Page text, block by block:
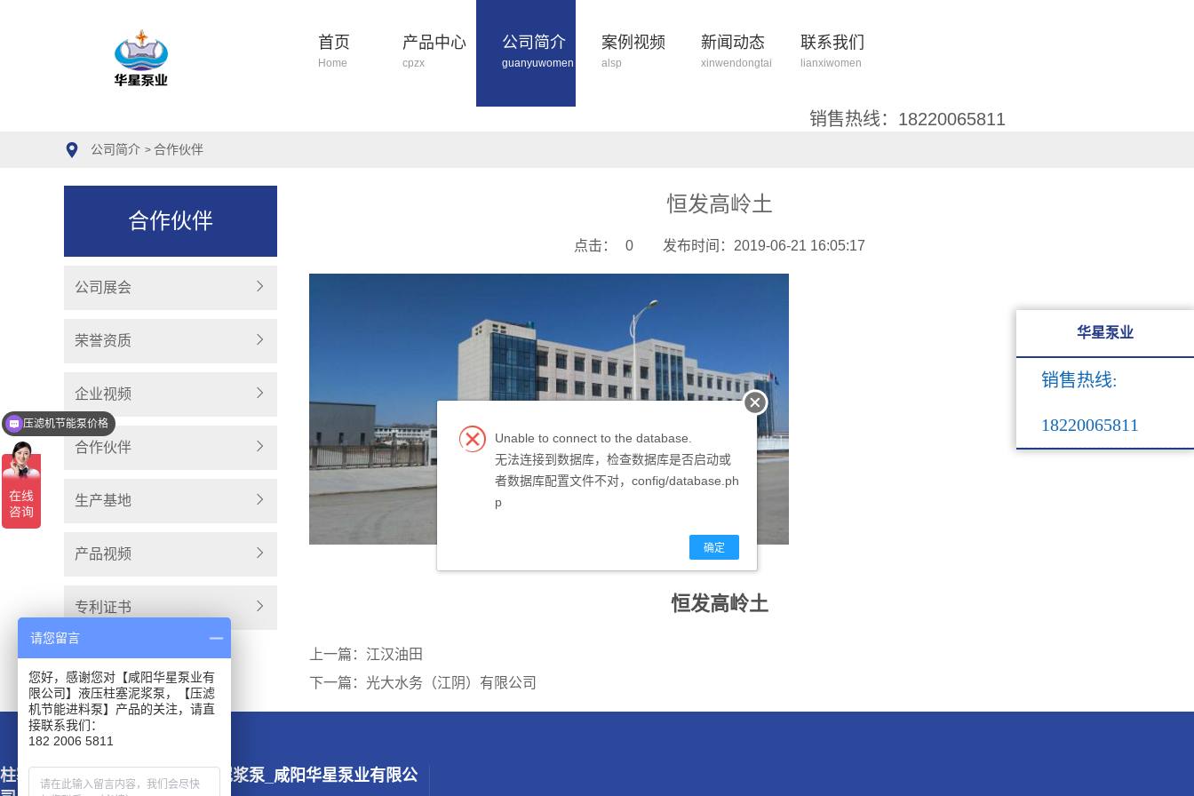
首页
Home
产品中心
cpzx
公司简介
guanyuwomen
案例视频
alsp
新闻动态
xinwendongtai
联系我们
lianxiwomen
销售热线：18220065811
公司简介 > 合作伙伴
合作伙伴
公司展会
荣誉资质
企业视频
合作伙伴
生产基地
产品视频
专利证书
恒发高岭土
点击： 0 发布时间：2019-06-21 16:05:17
恒发高岭土
上一篇：江汉油田
下一篇：光大水务（江阴）有限公司
华星泵业
销售热线:
18220065811
柱塞泥浆泵|压滤机专用泵|陶瓷泥浆泵_咸阳华星泵业有限公
华星泵业
销售热线:
18220065811
Unable to connect to the database.
无法连接到数据库，检查数据库是否启动或
者数据库配置文件不对，config/database.ph
p
确定
压滤机节能泵价格
请您留言
您好，感谢您对【咸阳华星泵业有
限公司】液压柱塞泥浆泵，【压滤
机节能进料泵】产品的关注，请直
接联系我们：
182 2006 5811